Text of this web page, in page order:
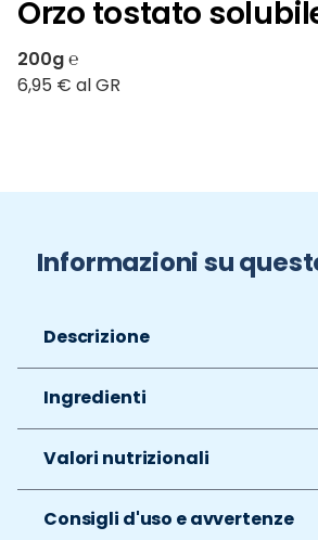
Orzo tostato
200g ℮
6,95 € al GR
Informazioni su
Descrizione
Ingredienti
Valori nutrizionali
Consigli d'uso e avvertenze